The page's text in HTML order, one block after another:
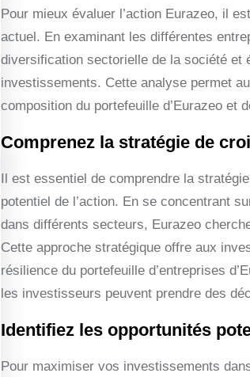
Pour mieux évaluer l’action Eurazeo, il
actuel. En examinant les différentes
diversification sectorielle de la société et
investissements. Cette analyse permet
composition du portefeuille d’Eurazeo et
Comprenez la stratégie de
Il est essentiel de comprendre la
potentiel de l’action. En se concentrant
dans différents secteurs, Eurazeo
Cette approche stratégique offre aux
résilience du portefeuille d’entreprises
les investisseurs peuvent prendre des
Identifiez les opportunités
Pour maximiser vos investissements